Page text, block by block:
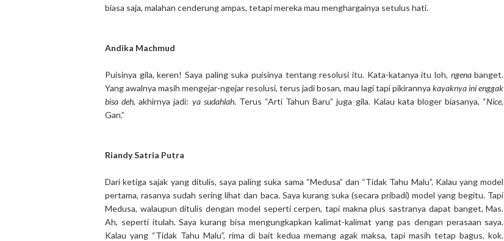
biasa saja, malahan cenderung ampas, tetapi mereka mau menghargainya setulus hati.
Andika Machmud
Puisinya gila, keren! Saya paling suka puisinya tentang resolusi itu. Kata-katanya itu loh, ngenabanget.
Yang awalnya masih mengejar-ngejar resolusi, terus jadi bosan, mau lagi tapi pikirannyakayaknya ini enggak
bisa deh, akhirnya jadi: ya sudahlah. Terus “Arti Tahun Baru” juga gila. Kalau kata bloger biasanya, “Nice,
Gan.”
Riandy Satria Putra
Dari ketiga sajak yang ditulis, saya paling suka sama “Medusa” dan “Tidak Tahu Malu”. Kalau yang model
pertama, rasanya sudah sering lihat dan baca. Saya kurang suka (secara pribadi) model yang begitu. Tapi
Medusa, walaupun ditulis dengan model seperti cerpen, tapi makna plus sastranya dapat banget, Mas.
Ah, seperti itulah. Saya kurang bisa mengungkapkan kalimat-kalimat yang pas dengan perasaan saya.
Kalau yang “Tidak Tahu Malu”, rima di bait kedua memang agak maksa, tapi masih tetap bagus, kok.